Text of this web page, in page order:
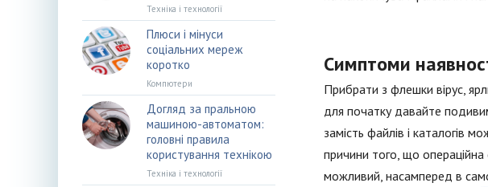
Симптоми
Прибрати з флешки вірус,
для початку давайте
замість файлів і каталогів
причини того, що операційна
можливий, насамперед в
Техніка і технології
Плюси і мінуси
соціальних мереж
коротко
Компютери
Догляд за пральною
машиною-автоматом:
головні правила
користування технікою
Техніка і технології